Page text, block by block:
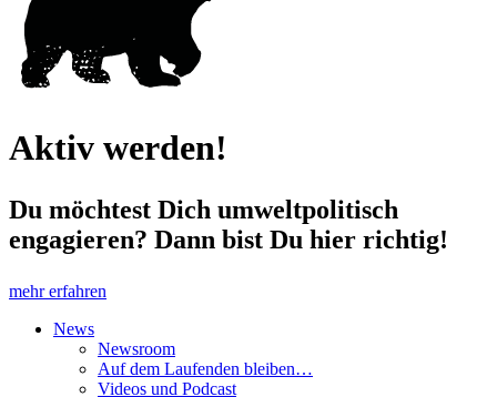
Aktiv werden!
Du möchtest Dich umweltpolitisch
engagieren? Dann bist Du hier richtig!
mehr erfahren
News
Newsroom
Auf dem Laufenden bleiben…
Videos und Podcast